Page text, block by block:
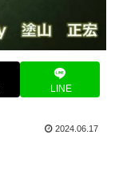
LINE
2024.06.17